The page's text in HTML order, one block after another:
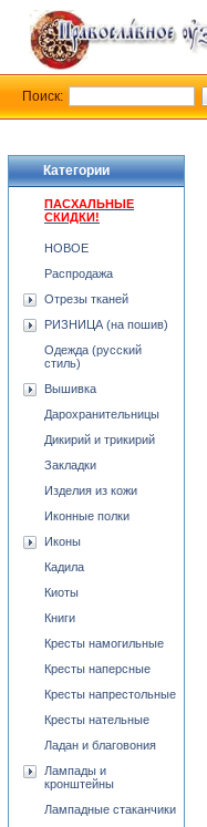
Категории
ПАСХАЛЬНЫЕ
СКИДКИ!
НОВОЕ
Распродажа
Отрезы тканей
РИЗНИЦА (на пошив)
Одежда (русский
стиль)
Вышивка
Дарохранительницы
Дикирий и трикирий
Закладки
Изделия из кожи
Иконные полки
Иконы
Кадила
Киоты
Книги
Кресты намогильные
Кресты наперсные
Кресты напрестольные
Кресты нательные
Ладан и благовония
Лампады и
кронштейны
Лампадные стаканчики
Поиск: